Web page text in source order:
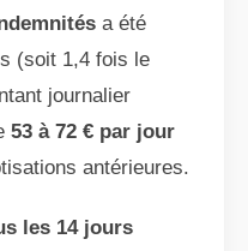
a été
(soit 1,4 fois le
journalier
53 à 72 € par jour
antérieures.
les 14 jours